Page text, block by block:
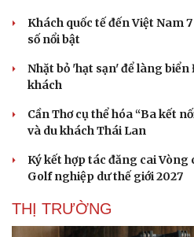
Khách quốc tế đến Việt Nam
số nổi bật
Nhặt bỏ 'hạt sạn' để làng
khách
Cần Thơ cụ thể hóa “Ba kết
và du khách Thái Lan
Ký kết hợp tác đăng cai
Golf nghiệp dư thế giới 2027
THỊ TRƯỜNG